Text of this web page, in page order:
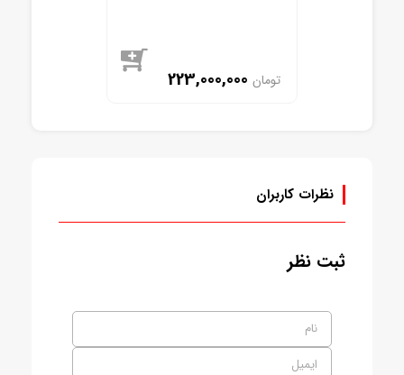
223,000,000 تومان
نظرات کاربران
ثبت نظر